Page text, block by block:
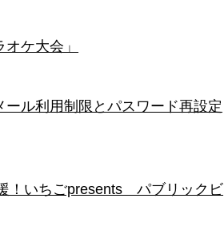
ケ大会」
ール利用制限とパスワード再設定
！いちごpresents パブリックビ